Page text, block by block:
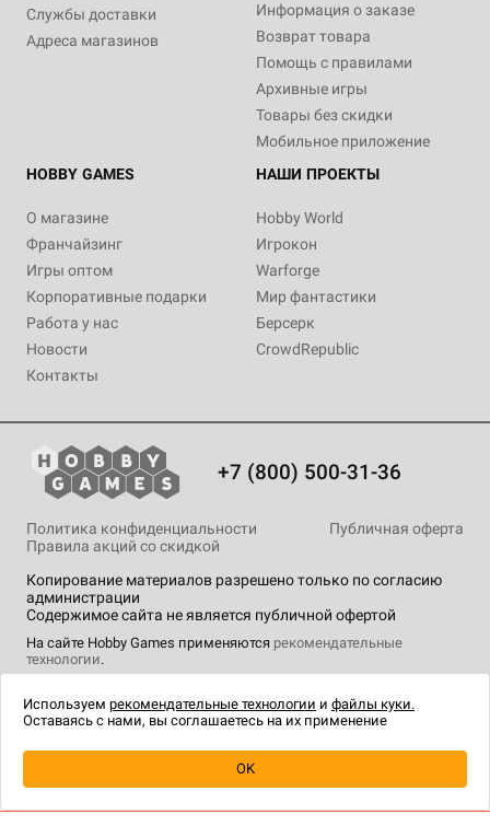
Службы доставки
Адреса магазинов
Информация о заказе
Возврат товара
Помощь с правилами
Архивные игры
Товары без скидки
Мобильное приложение
HOBBY GAMES
О магазине
Франчайзинг
Игры оптом
Корпоративные подарки
Работа у нас
Новости
Контакты
НАШИ ПРОЕКТЫ
Hobby World
Игрокон
Warforge
Мир фантастики
Берсерк
CrowdRepublic
+7 (800) 500-31-36
Копирование материалов разрешено только по согласию
администрации
Содержимое сайта не является публичной офертой
Политика конфиденциальности
Публичная оферта
Правила акций со скидкой
На сайте Hobby Games применяются рекомендательные
технологии.
Используем рекомендательные технологии и файлы куки.
Оставаясь с нами, вы соглашаетесь на их применение
OK